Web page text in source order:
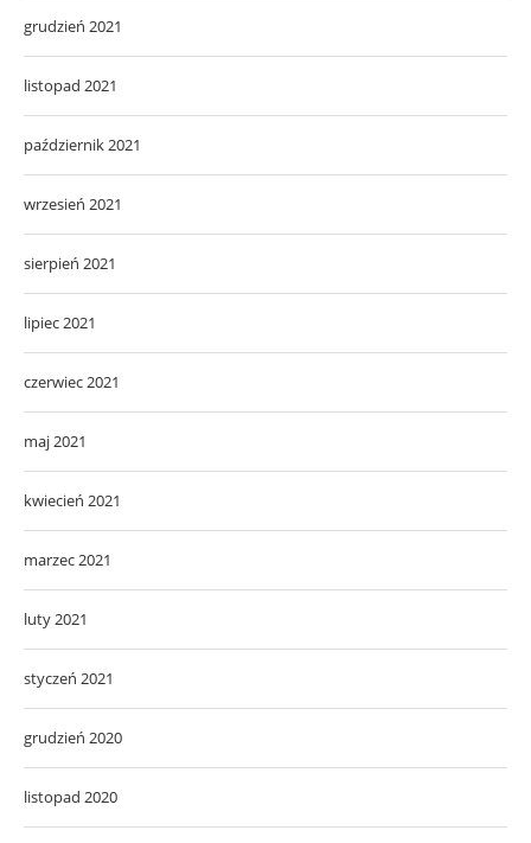
grudzień 2021
listopad 2021
październik 2021
wrzesień 2021
sierpień 2021
lipiec 2021
czerwiec 2021
maj 2021
kwiecień 2021
marzec 2021
luty 2021
styczeń 2021
grudzień 2020
listopad 2020